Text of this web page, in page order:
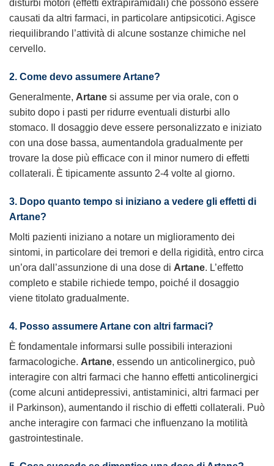
disturbi motori (effetti extrapiramidali) che possono essere
causati da altri farmaci, in particolare antipsicotici. Agisce
riequilibrando l’attività di alcune sostanze chimiche nel
cervello.
2. Come devo assumere Artane?
Generalmente, Artane si assume per via orale, con o
subito dopo i pasti per ridurre eventuali disturbi allo
stomaco. Il dosaggio deve essere personalizzato e iniziato
con una dose bassa, aumentandola gradualmente per
trovare la dose più efficace con il minor numero di effetti
collaterali. È tipicamente assunto 2-4 volte al giorno.
3. Dopo quanto tempo si iniziano a vedere gli effetti di
Artane?
Molti pazienti iniziano a notare un miglioramento dei
sintomi, in particolare dei tremori e della rigidità, entro circa
un’ora dall’assunzione di una dose di Artane. L’effetto
completo e stabile richiede tempo, poiché il dosaggio
viene titolato gradualmente.
4. Posso assumere Artane con altri farmaci?
È fondamentale informarsi sulle possibili interazioni
farmacologiche. Artane, essendo un anticolinergico, può
interagire con altri farmaci che hanno effetti anticolinergici
(come alcuni antidepressivi, antistaminici, altri farmaci per
il Parkinson), aumentando il rischio di effetti collaterali. Può
anche interagire con farmaci che influenzano la motilità
gastrointestinale.